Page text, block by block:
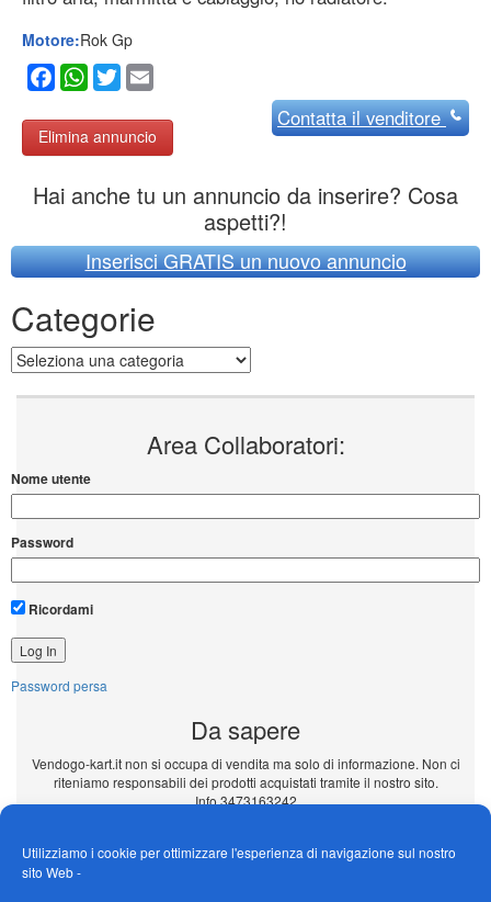
Utilizziamo i cookie per ottimizzare l'esperienza di navigazione sul nostro
sito Web -
Motore:Rok Gp
Facebook
WhatsApp
Twitter
Elimina annuncio
Contattail venditore
Hai anche tu un annuncio da inserire? Cosa
aspetti?!
Inserisci GRATIS un nuovo annuncio
Categorie
Categorie
Area Collaboratori:
Nome utente
Password
Ricordami
Password persa
Da sapere
Vendogo-kart.it non si occupa di vendita ma solo di informazione. Non ci
riteniamo responsabili dei prodotti acquistati tramite il nostro sito.
Info 3473163242
Inserisci il tuo annuncio Gratuito!!!